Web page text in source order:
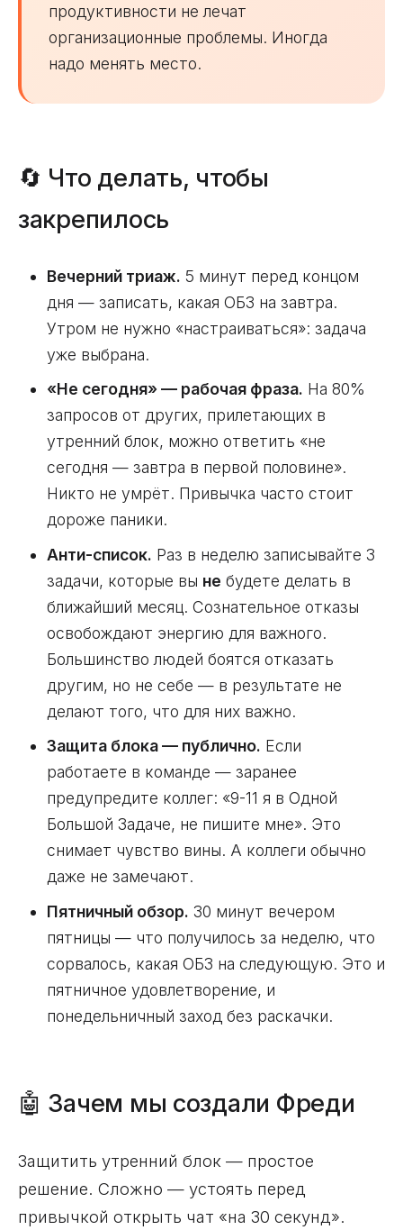
продуктивности не лечат
организационные проблемы. Иногда
надо менять место.
🔄 Что делать, чтобы
закрепилось
Вечерний триаж. 5 минут перед концом
дня — записать, какая ОБЗ на завтра.
Утром не нужно «настраиваться»: задача
уже выбрана.
«Не сегодня» — рабочая фраза. На 80%
запросов от других, прилетающих в
утренний блок, можно ответить «не
сегодня — завтра в первой половине».
Никто не умрёт. Привычка часто стоит
дороже паники.
Анти-список. Раз в неделю записывайте 3
задачи, которые вы не будете делать в
ближайший месяц. Сознательное отказы
освобождают энергию для важного.
Большинство людей боятся отказать
другим, но не себе — в результате не
делают того, что для них важно.
Защита блока — публично. Если
работаете в команде — заранее
предупредите коллег: «9-11 я в Одной
Большой Задаче, не пишите мне». Это
снимает чувство вины. А коллеги обычно
даже не замечают.
Пятничный обзор. 30 минут вечером
пятницы — что получилось за неделю, что
сорвалось, какая ОБЗ на следующую. Это и
пятничное удовлетворение, и
понедельничный заход без раскачки.
🤖 Зачем мы создали Фреди
Защитить утренний блок — простое
решение. Сложно — устоять перед
привычкой открыть чат «на 30 секунд».